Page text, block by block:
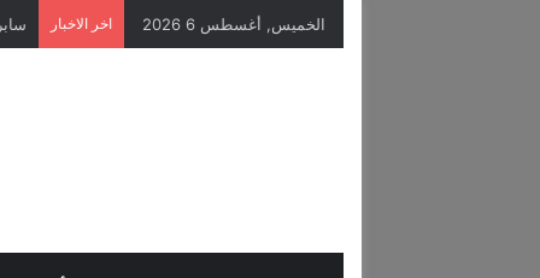
الخميس, أغسطس 6 2026 اخر الاخبار